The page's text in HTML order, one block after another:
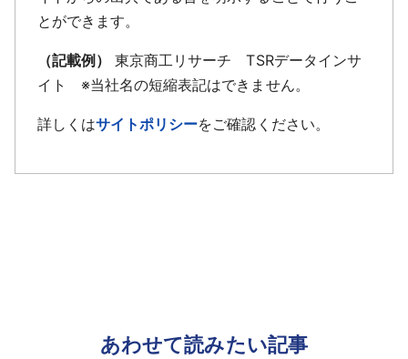
とができます。
（記載例）
東京商工リサーチ TSRデータインサ
イト ※当社名の短縮表記はできません。
詳しくはサイトポリシーをご確認ください。
あわせて読みたい記事